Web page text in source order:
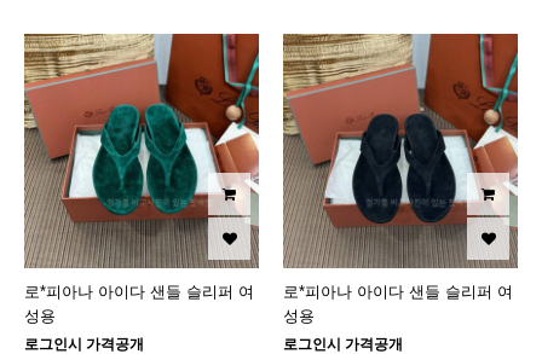
로*피아나 아이다 샌들 슬리퍼 여
성용
로그인시 가격공개
로*피아나 아이다 샌들 슬리퍼 여
성용
로그인시 가격공개